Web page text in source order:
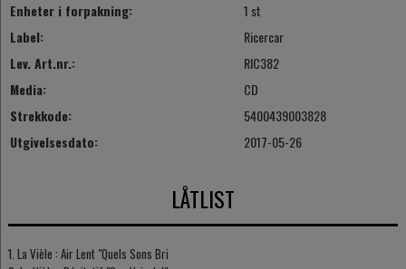
Enheter i forpakning:
1 st
Label:
Ricercar
Lev. Art.nr.:
RIC382
Media:
CD
Strekkode:
5400439003828
Utgivelsesdato:
2017-05-26
LÅTLIST
1. La Vièle : Air Lent "Quels Sons Bri